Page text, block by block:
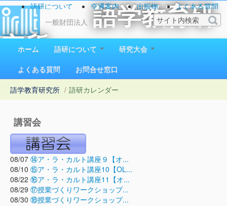
一般財団法人
語学教育研
究所
1923（大正12）年創立
語研について 交通案内 出版物
よくある質問
お問い合わせ
ホーム 語研について
研究大会
よくある質問
お問合せ窓口
語学教育研究所 / 語研カレンダー
講習会
08/07 ⑭ア・ラ・カルト講座９【オ...
08/10 ⑮ア・ラ・カルト講座10【OL...
08/22 ⑯ア・ラ・カルト講座11【オ...
08/29 ⑰授業づくりワークショップ...
08/30 ⑱授業づくりワークショップ...